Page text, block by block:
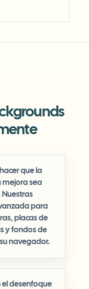
que la
mejora sea
para
placas de
y fondos de
navegador.
el desenfoque